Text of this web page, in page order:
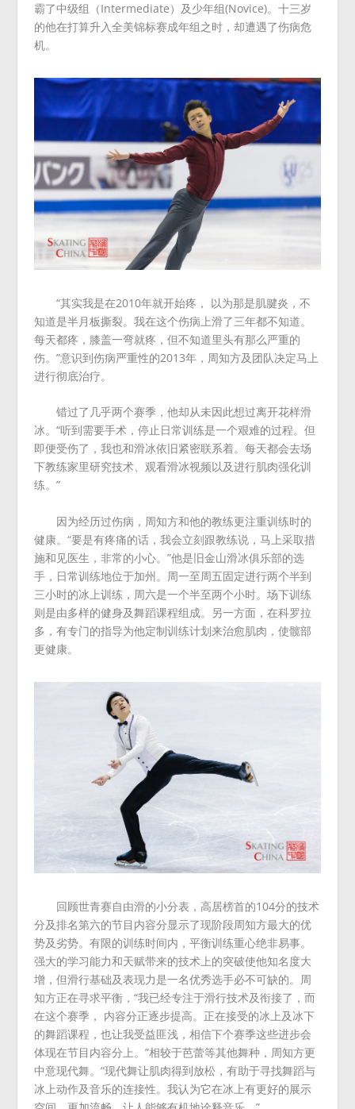
霸了中级组（Intermediate）及少年组(Novice)。十三岁
的他在打算升入全美锦标赛成年组之时，却遭遇了伤病危
机。
“其实我是在2010年就开始疼， 以为那是肌腱炎，不
知道是半月板撕裂。我在这个伤病上滑了三年都不知道。
每天都疼，膝盖一弯就疼，但不知道里头有那么严重的
伤。”意识到伤病严重性的2013年，周知方及团队决定马上
进行彻底治疗。
错过了几乎两个赛季，他却从未因此想过离开花样滑
冰。“听到需要手术，停止日常训练是一个艰难的过程。但
即便受伤了，我也和滑冰依旧紧密联系着。每天都会去场
下教练家里研究技术、观看滑冰视频以及进行肌肉强化训
练。”
因为经历过伤病，周知方和他的教练更注重训练时的
健康。“要是有疼痛的话，我会立刻跟教练说，马上采取措
施和见医生，非常的小心。”他是旧金山滑冰俱乐部的选
手，日常训练地位于加州。周一至周五固定进行两个半到
三小时的冰上训练，周六是一个半至两个小时。场下训练
则是由多样的健身及舞蹈课程组成。另一方面，在科罗拉
多，有专门的指导为他定制训练计划来治愈肌肉，使髋部
更健康。
回顾世青赛自由滑的小分表，高居榜首的104分的技术
分及排名第六的节目内容分显示了现阶段周知方最大的优
势及劣势。有限的训练时间内，平衡训练重心绝非易事。
强大的学习能力和天赋带来的技术上的突破使他知名度大
增，但滑行基础及表现力是一名优秀选手必不可缺的。周
知方正在寻求平衡，“我已经专注于滑行技术及衔接了，而
在这个赛季， 内容分正逐步提高。正在接受的冰上及冰下
的舞蹈课程，也让我受益匪浅，相信下个赛季这些进步会
体现在节目内容分上。”相较于芭蕾等其他舞种，周知方更
中意现代舞。“现代舞让肌肉得到放松，有助于寻找舞蹈与
冰上动作及音乐的连接性。我认为它在冰上有更好的展示